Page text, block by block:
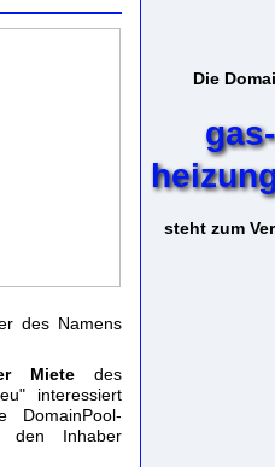
Die
gas-
steht zum
des Namens
Miete des
interessiert
den Inhaber